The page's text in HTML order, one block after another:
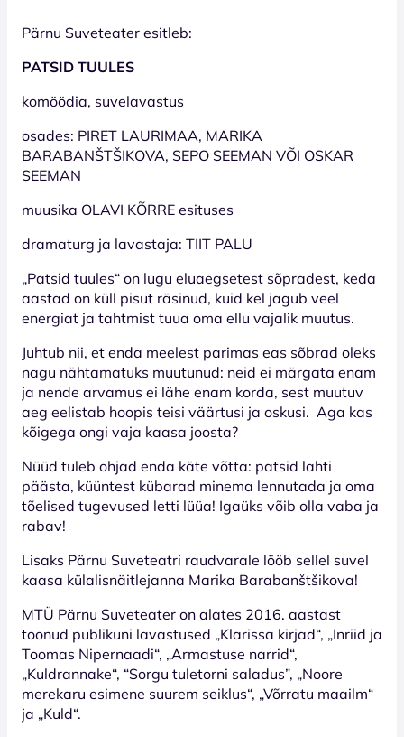
Pärnu Suveteater esitleb:
PATSID TUULES
komöödia, suvelavastus
osades: PIRET LAURIMAA, MARIKA
BARABANŠTŠIKOVA, SEPO SEEMAN VÕI OSKAR
SEEMAN
muusika OLAVI KÕRRE esituses
dramaturg ja lavastaja: TIIT PALU
„Patsid tuules“ on lugu eluaegsetest sõpradest, keda
aastad on küll pisut räsinud, kuid kel jagub veel
energiat ja tahtmist tuua oma ellu vajalik muutus.
Juhtub nii, et enda meelest parimas eas sõbrad oleks
nagu nähtamatuks muutunud: neid ei märgata enam
ja nende arvamus ei lähe enam korda, sest muutuv
aeg eelistab hoopis teisi väärtusi ja oskusi. Aga kas
kõigega ongi vaja kaasa joosta?
Nüüd tuleb ohjad enda käte võtta: patsid lahti
päästa, küüntest kübarad minema lennutada ja oma
tõelised tugevused letti lüüa! Igaüks võib olla vaba ja
rabav!
Lisaks Pärnu Suveteatri raudvarale lööb sellel suvel
kaasa külalisnäitlejanna Marika Barabanštšikova!
MTÜ Pärnu Suveteater on alates 2016. aastast
toonud publikuni lavastused „Klarissa kirjad“, „Inriid ja
Toomas Nipernaadi“, „Armastuse narrid“,
„Kuldrannake“, “Sorgu tuletorni saladus”, „Noore
merekaru esimene suurem seiklus“, „Võrratu maailm“
ja „Kuld“.